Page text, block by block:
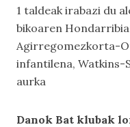
1 taldeak irabazi du
bikoaren
Agirregomezkorta-
infantilena, Watkins-
aurka
Danok Bat klubak